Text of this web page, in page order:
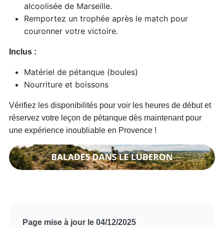
alcoolisée de Marseille.
Remportez un trophée après le match pour
couronner votre victoire.
Inclus :
Matériel de pétanque (boules)
Nourriture et boissons
Vérifiez les disponibilités pour voir les heures de début et
réservez votre leçon de pétanque dès maintenant pour
une expérience inoubliable en Provence !
Page mise à jour le 04/12/2025